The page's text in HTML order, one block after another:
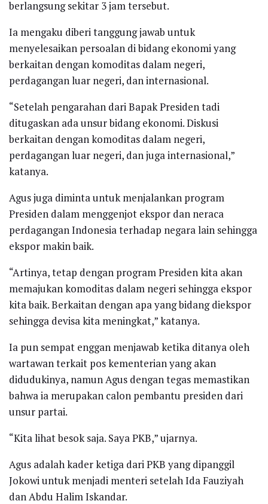
berlangsung sekitar 3 jam tersebut.
Ia mengaku diberi tanggung jawab untuk
menyelesaikan persoalan di bidang ekonomi yang
berkaitan dengan komoditas dalam negeri,
perdagangan luar negeri, dan internasional.
“Setelah pengarahan dari Bapak Presiden tadi
ditugaskan ada unsur bidang ekonomi. Diskusi
berkaitan dengan komoditas dalam negeri,
perdagangan luar negeri, dan juga internasional,”
katanya.
Agus juga diminta untuk menjalankan program
Presiden dalam menggenjot ekspor dan neraca
perdagangan Indonesia terhadap negara lain sehingga
ekspor makin baik.
“Artinya, tetap dengan program Presiden kita akan
memajukan komoditas dalam negeri sehingga ekspor
kita baik. Berkaitan dengan apa yang bidang diekspor
sehingga devisa kita meningkat,” katanya.
Ia pun sempat enggan menjawab ketika ditanya oleh
wartawan terkait pos kementerian yang akan
didudukinya, namun Agus dengan tegas memastikan
bahwa ia merupakan calon pembantu presiden dari
unsur partai.
“Kita lihat besok saja. Saya PKB,” ujarnya.
Agus adalah kader ketiga dari PKB yang dipanggil
Jokowi untuk menjadi menteri setelah Ida Fauziyah
dan Abdu Halim Iskandar.